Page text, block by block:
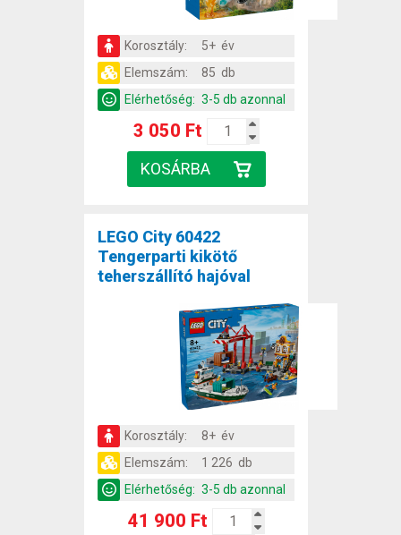
Korosztály:
5+ év
Elemszám:
85 db
Elérhetőség: 3-5 db azonnal
3 050 Ft
LEGO City 60422
Tengerparti kikötő
teherszállító hajóval
Korosztály:
8+ év
Elemszám:
1 226 db
Elérhetőség: 3-5 db azonnal
41 900 Ft